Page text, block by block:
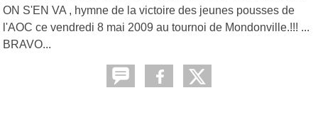
ON S'EN VA , hymne de la victoire des jeunes pousses de
l'AOC ce vendredi 8 mai 2009 au tournoi de Mondonville.!!! ...
BRAVO...